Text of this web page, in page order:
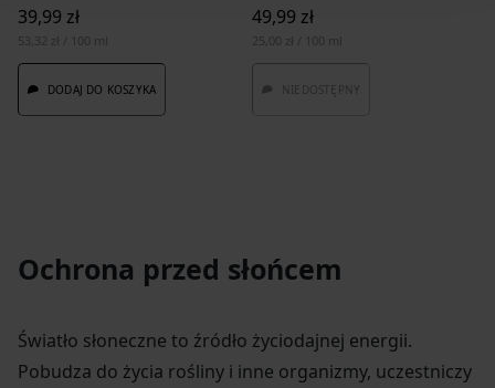
39,99 zł
53,32 zł / 100 ml
DODAJ DO KOSZYKA
49,99 zł
25,00 zł / 100 ml
NIEDOSTĘPNY
Ochrona przed słońcem
Światło słoneczne to źródło życiodajnej energii.
Pobudza do życia rośliny i inne organizmy, uczestniczy